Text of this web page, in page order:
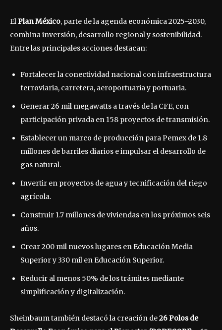
ElPlan México, parte de la agenda económica 2025–2030,
combina inversión, desarrollo regional y sostenibilidad.
Entre las principales acciones destacan:
Fortalecer la conectividad nacional con infraestructura
ferroviaria, carretera, aeroportuaria y portuaria.
Generar 26 mil megawatts a través de la CFE, con
participación privada en 158 proyectos de transmisión.
Establecer un marco de producción para Pemex de 1.8
millones de barriles diarios e impulsar el desarrollo de
gas natural.
Invertir en proyectos de agua y tecnificación del riego
agrícola.
Construir 1.7 millones de viviendas en los próximos seis
años.
Crear 200 mil nuevos lugares en Educación Media
Superior y 330 mil en Educación Superior.
Reducir al menos 50% de los trámites mediante
simplificación y digitalización.
Sheinbaum también destacó la creación de26 Polos de